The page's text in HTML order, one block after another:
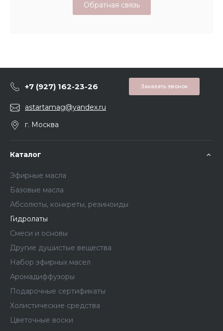
Обратная связь
+7 (927) 162-23-26 Заказать звонок
astartamag@yandex.ru
г. Москва
Каталог
Эфирные масла
Базовые масла
Абсолюты, конкреты, резиноиды
Гидролаты
Смеси и основы
Другие душистые вещества
Набор эфирных масел
Аромадиффузоры
Подарочные сертификаты
Холистические средства
Цветочные воски